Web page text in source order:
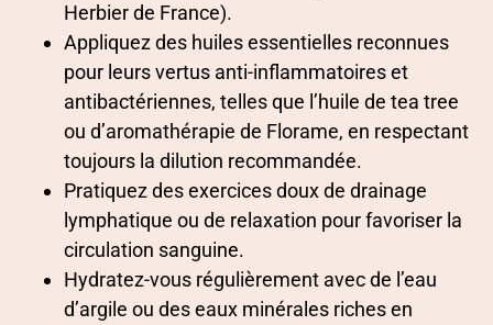
Herbier de France).
Appliquez des huiles essentielles reconnues
pour leurs vertus anti-inflammatoires et
antibactériennes, telles que l’huile de tea tree
ou d’aromathérapie de Florame, en respectant
toujours la dilution recommandée.
Pratiquez des exercices doux de drainage
lymphatique ou de relaxation pour favoriser la
circulation sanguine.
Hydratez-vous régulièrement avec de l’eau
d’argile ou des eaux minérales riches en